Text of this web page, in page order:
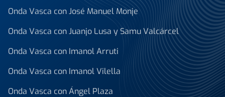
Onda Vasca con José Manuel Monje
Onda Vasca con Juanjo Lusa y Samu Valcárcel
Onda Vasca con Imanol Arruti
Onda Vasca con Imanol Vilella
Onda Vasca con Ángel Plaza